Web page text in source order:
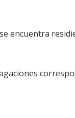
encuentra